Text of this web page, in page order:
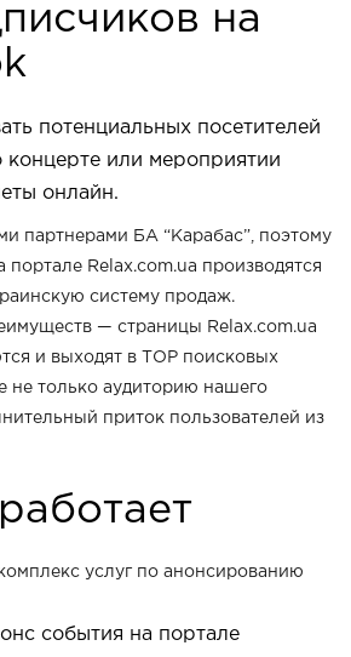
на
потенциальных посетителей
концерте или мероприятии
онлайн.
партнерами БА “Карабас”, поэтому
Relax.com.ua производятся
систему продаж.
— страницы Relax.com.ua
и выходят в ТОР поисковых
не только аудиторию нашего
приток пользователей из
услуг по анонсированию
события на портале